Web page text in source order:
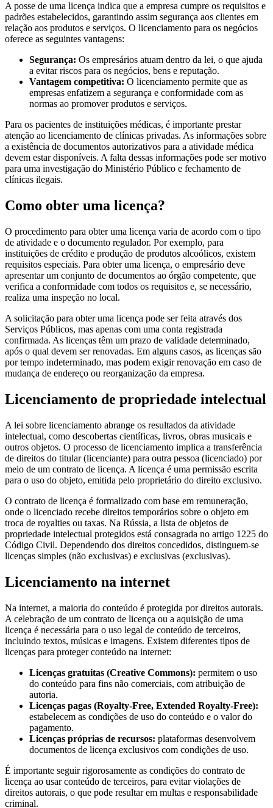
A posse de uma licença indica que a empresa cumpre os requisitos e
padrões estabelecidos, garantindo assim segurança aos clientes em
relação aos produtos e serviços. O licenciamento para os negócios
oferece as seguintes vantagens:
Segurança: Os empresários atuam dentro da lei, o que ajuda
a evitar riscos para os negócios, bens e reputação.
Vantagem competitiva: O licenciamento permite que as
empresas enfatizem a segurança e conformidade com as
normas ao promover produtos e serviços.
Para os pacientes de instituições médicas, é importante prestar
atenção ao licenciamento de clínicas privadas. As informações sobre
a existência de documentos autorizativos para a atividade médica
devem estar disponíveis. A falta dessas informações pode ser motivo
para uma investigação do Ministério Público e fechamento de
clínicas ilegais.
Como obter uma licença?
O procedimento para obter uma licença varia de acordo com o tipo
de atividade e o documento regulador. Por exemplo, para
instituições de crédito e produção de produtos alcoólicos, existem
requisitos especiais. Para obter uma licença, o empresário deve
apresentar um conjunto de documentos ao órgão competente, que
verifica a conformidade com todos os requisitos e, se necessário,
realiza uma inspeção no local.
A solicitação para obter uma licença pode ser feita através dos
Serviços Públicos, mas apenas com uma conta registrada
confirmada. As licenças têm um prazo de validade determinado,
após o qual devem ser renovadas. Em alguns casos, as licenças são
por tempo indeterminado, mas podem exigir renovação em caso de
mudança de endereço ou reorganização da empresa.
Licenciamento de propriedade intelectual
A lei sobre licenciamento abrange os resultados da atividade
intelectual, como descobertas científicas, livros, obras musicais e
outros objetos. O processo de licenciamento implica a transferência
de direitos do titular (licenciante) para outra pessoa (licenciado) por
meio de um contrato de licença. A licença é uma permissão escrita
para o uso do objeto, emitida pelo proprietário do direito exclusivo.
O contrato de licença é formalizado com base em remuneração,
onde o licenciado recebe direitos temporários sobre o objeto em
troca de royalties ou taxas. Na Rússia, a lista de objetos de
propriedade intelectual protegidos está consagrada no artigo 1225 do
Código Civil. Dependendo dos direitos concedidos, distinguem-se
licenças simples (não exclusivas) e exclusivas (exclusivas).
Licenciamento na internet
Na internet, a maioria do conteúdo é protegida por direitos autorais.
A celebração de um contrato de licença ou a aquisição de uma
licença é necessária para o uso legal de conteúdo de terceiros,
incluindo textos, músicas e imagens. Existem diferentes tipos de
licenças para proteger conteúdo na internet:
Licenças gratuitas (Creative Commons): permitem o uso
do conteúdo para fins não comerciais, com atribuição de
autoria.
Licenças pagas (Royalty-Free, Extended Royalty-Free):
estabelecem as condições de uso do conteúdo e o valor do
pagamento.
Licenças próprias de recursos: plataformas desenvolvem
documentos de licença exclusivos com condições de uso.
É importante seguir rigorosamente as condições do contrato de
licença ao usar conteúdo de terceiros, para evitar violações de
direitos autorais, o que pode resultar em multas e responsabilidade
criminal.